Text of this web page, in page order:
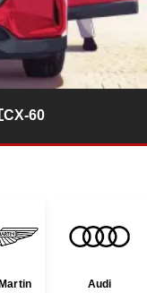
CX-60
Audi